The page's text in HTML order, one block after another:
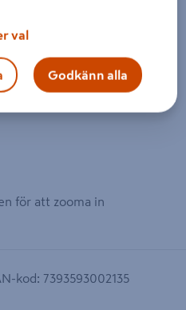
för att zooma in
kod: 7393593002135
val
Godkänn alla